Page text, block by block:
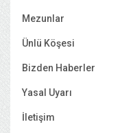
Mezunlar
Ünlü Köşesi
Bizden Haberler
Yasal Uyarı
İletişim